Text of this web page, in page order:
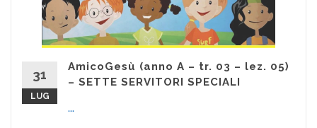
31
LUG
AmicoGesù (anno A – tr. 03 – lez. 05)
– SETTE SERVITORI SPECIALI
...